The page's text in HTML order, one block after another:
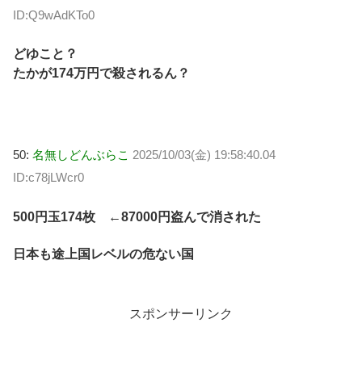
ID:Q9wAdKTo0
どゆこと？
たかが174万円で殺されるん？
50: 名無しどんぶらこ 2025/10/03(金) 19:58:40.04
ID:c78jLWcr0
500円玉174枚 ←87000円盗んで消された
日本も途上国レベルの危ない国
スポンサーリンク